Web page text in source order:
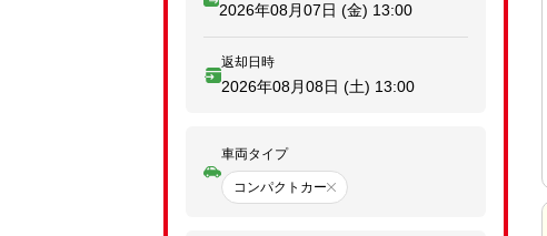
2026年08月07日 (金) 13:00
返却日時
2026年08月08日 (土) 13:00
車両タイプ
コンパクトカー